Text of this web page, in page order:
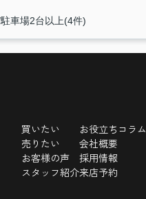
駐車場2台以上(4件)
買いたい
売りたい
お客様の声
スタッフ紹介
お役立ちコラム
会社概要
採用情報
来店予約